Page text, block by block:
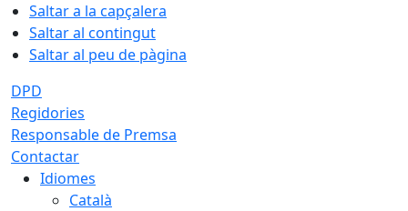
Saltar a la capçalera
Saltar al contingut
Saltar al peu de pàgina
DPD
Regidories
Responsable de Premsa
Contactar
Idiomes
Català